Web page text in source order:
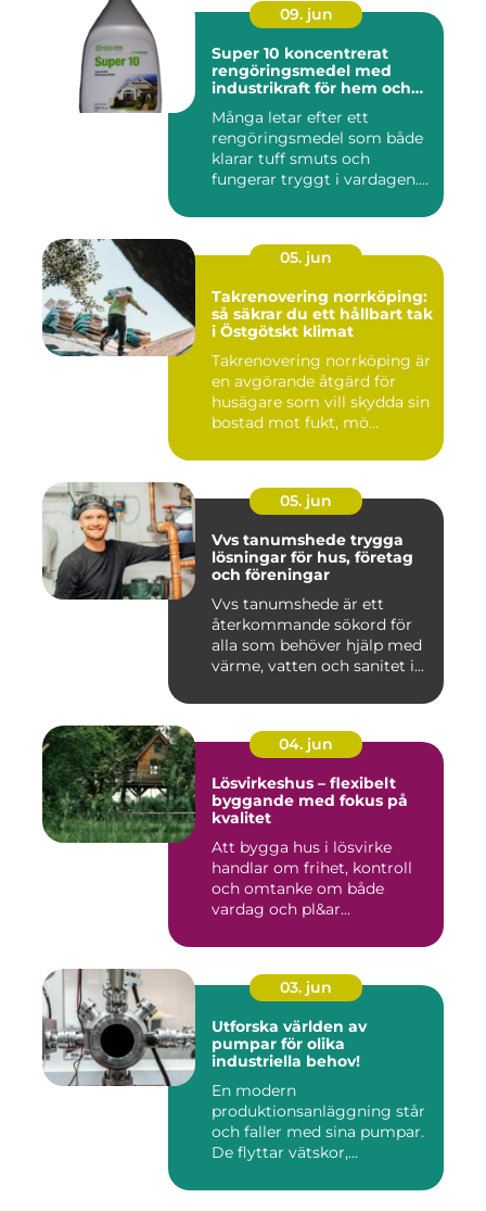
09. jun
Super 10 koncentrerat
rengöringsmedel med
industrikraft för hem och
Många letar efter ett
rengöringsmedel som både
klarar tuff smuts och
fungerar tryggt i vardagen.
05. jun
Takrenovering norrköping:
så säkrar du ett hållbart tak
i Östgötskt klimat
Takrenovering norrköping är
en avgörande åtgärd för
husägare som vill skydda sin
bostad mot fukt, mö...
05. jun
Vvs tanumshede trygga
lösningar för hus, företag
och föreningar
Vvs tanumshede är ett
återkommande sökord för
alla som behöver hjälp med
värme, vatten och sanitet i...
04. jun
Lösvirkeshus – flexibelt
byggande med fokus på
kvalitet
Att bygga hus i lösvirke
handlar om frihet, kontroll
och omtanke om både
vardag och pl&ar...
03. jun
Utforska världen av
pumpar för olika
industriella behov!
En modern
produktionsanläggning står
och faller med sina pumpar.
De flyttar vätskor,...